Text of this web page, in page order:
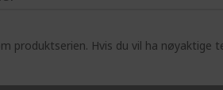
produktserien. Hvis du vil ha nøyaktige